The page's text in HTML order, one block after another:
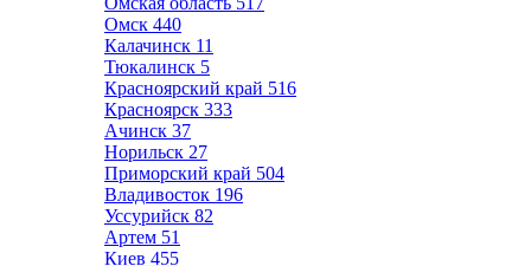
Омск 440
Калачинск 11
Тюкалинск 5
Красноярский край 516
Красноярск 333
Ачинск 37
Норильск 27
Приморский край 504
Владивосток 196
Уссурийск 82
Артем 51
Киев 455